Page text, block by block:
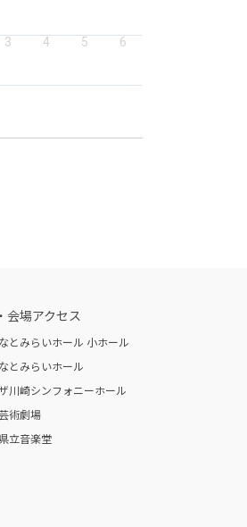
3 4 5 6
会場アクセス
とみらいホール 小ホール
とみらいホール
川崎シンフォニーホール
術劇場
立音楽堂